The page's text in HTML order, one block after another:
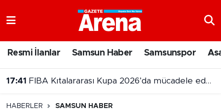
Resmi İlanlar Samsun Haber Samsunspor
17:41 FIBA Kıtalararası Kupa 2026’da mücadele edecek takımlar belli oldu
HABERLER SAMSUN HABER
Samsun Namaz Vakitleri